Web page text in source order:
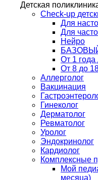
Детская
Check-up
Для
Для
Нейро
От 1 года
От 8 до
Аллерголог
Вакцинация
Гинеколог
Дерматолог
Ревматолог
Уролог
Эндокринолог
Кардиолог
Комплексные
Мой
месяца)